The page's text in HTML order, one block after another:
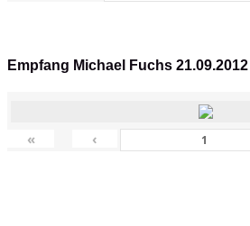
Empfang Michael Fuchs 21.09.2012
« ‹